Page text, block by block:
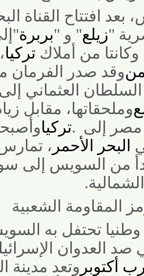
افتتاح القناة
"زيلع" و "بربرة"
إلى
من أملاك تركيا،
وقد صدر الفرمان
من السلطان العثماني
مقابل
إلى
تركيا .
الأحمر، تمارس
من السويس إلى
.
الشعبية
تحتفل به
العدوان
وتعد مدينة